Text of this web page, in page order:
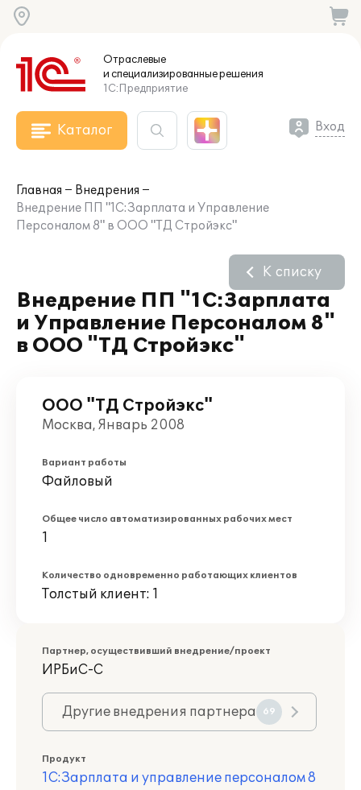
Отраслевые
и специализированныерешения
1С:Предприятие
Каталог Вход
Главная
Внедрения
Внедрение ПП "1С:Зарплата и Управление
Персоналом 8" в ООО "ТД Стройэкс"
Внедрение ПП "1С:Зарплата
и Управление Персоналом 8"
в ООО "ТД Стройэкс"
К списку
ООО "ТД Стройэкс"
Москва, Январь 2008
Вариант работы
Файловый
Общее число автоматизированных рабочих мест
1
Количество одновременно работающих клиентов
Толстый клиент: 1
Партнер, осуществивший внедрение/проект
ИРБиС-С
Другие внедрения партнера 69
Продукт
1С:Зарплата и управление персоналом 8